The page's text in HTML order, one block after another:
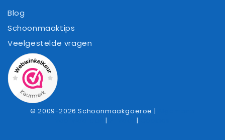
Blog
Schoonmaaktips
Veelgestelde vragen
© 2009-2026 Schoonmaakgoeroe |
| |